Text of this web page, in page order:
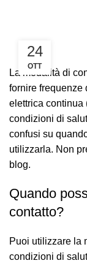
24
OTT
La modalità di
fornire frequenze
elettrica continua
condizioni di
confusi su
utilizzarla. Non
blog.
Quando
contatto?
Puoi utilizzare la
condizioni di